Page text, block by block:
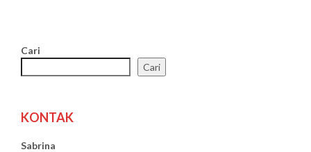
Cari
Cari
KONTAK
Sabrina